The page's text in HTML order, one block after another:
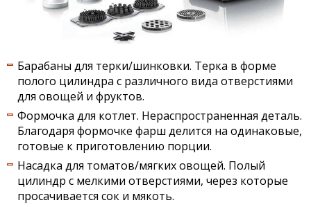
Барабаны для терки/шинковки. Терка в форме
полого цилиндра с различного вида отверстиями
для овощей и фруктов.
Формочка для котлет. Нераспространенная деталь.
Благодаря формочке фарш делится на одинаковые,
готовые к приготовлению порции.
Насадка для томатов/мягких овощей. Полый
цилиндр с мелкими отверстиями, через которые
просачивается сок и мякоть.